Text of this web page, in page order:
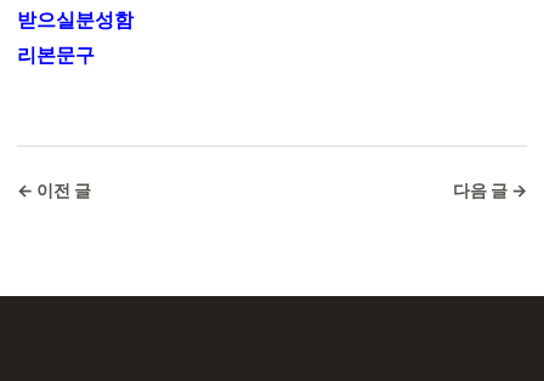
받으실분성함
리본문구
← 이전 글 다음 글 →